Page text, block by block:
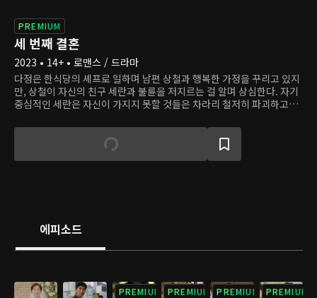
PREMIUM
세 번째 결혼
2023 • 14+ • 로맨스 / 드라마
다정은 한식당의 셰프로 일하며 남편 상철과 행복한 가정을 꾸리고 있지
만, 상철이 자신의 친구 세란과 불륜을 저지르는 걸 알며 상심한다. 자기
중심적인 세란은 자신이 가지지 못할 것들은 차라리 철저히 파괴하고자
만, 그럴수록 자신의 약한 모습을 발견한다. 다정은 자신이 받은 상처를
되갚으려 하고, 오해에서 비롯된 복수는 또 다른 복수로 이어진다. 엇갈
린 선택으로 정반대의 길을 걷게 된 두 여자. 서로에게 칼날을 세운 복수
에피소드
PREMIUM PREMIUM PREMIUM PREMIUM